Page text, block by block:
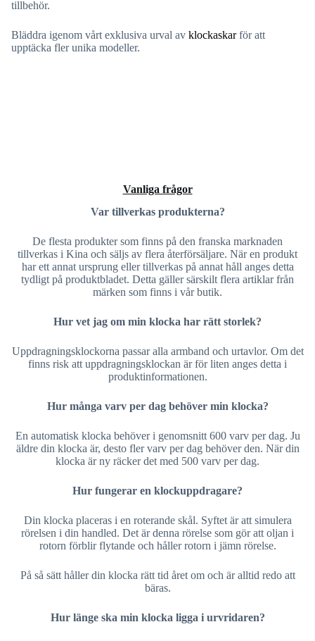
tillbehör.
Bläddra igenom vårt exklusiva urval av klockaskarför att
upptäcka fler unika modeller.
Vanliga frågor
Var tillverkas produkterna?
De flesta produkter som finns på den franska marknaden
tillverkas i Kina och säljs av flera återförsäljare. När en produkt
har ett annat ursprung eller tillverkas på annat håll anges detta
tydligt på produktbladet. Detta gäller särskilt flera artiklar från
märken som finns i vår butik.
Hur vet jag om min klocka har rätt storlek?
Uppdragningsklockorna passar alla armband och urtavlor. Om det
finns risk att uppdragningsklockan är för liten anges detta i
produktinformationen.
Hur många varv per dag behöver min klocka?
En automatisk klocka behöver i genomsnitt 600 varv per dag. Ju
äldre din klocka är, desto fler varv per dag behöver den. När din
klocka är ny räcker det med 500 varv per dag.
Hur fungerar en klockuppdragare?
Din klocka placeras i en roterande skål. Syftet är att simulera
rörelsen i din handled. Det är denna rörelse som gör att oljan i
rotorn förblir flytande och håller rotorn i jämn rörelse.
På så sätt håller din klocka rätt tid året om och är alltid redo att
bäras.
Hur länge ska min klocka ligga i urvridaren?